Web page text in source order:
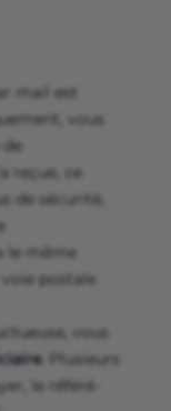
mail est
vous
reçue, ce
de sécurité,
le même
postale.
vous
. Plusieurs
le référé-